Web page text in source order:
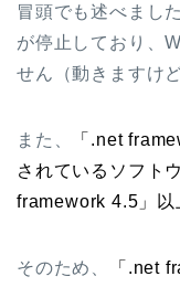
冒頭でも述べまし
が停止しており、
せん（動きますけど
また、
「.net
されているソフト
framework 4.5」以
そのため、
「.net